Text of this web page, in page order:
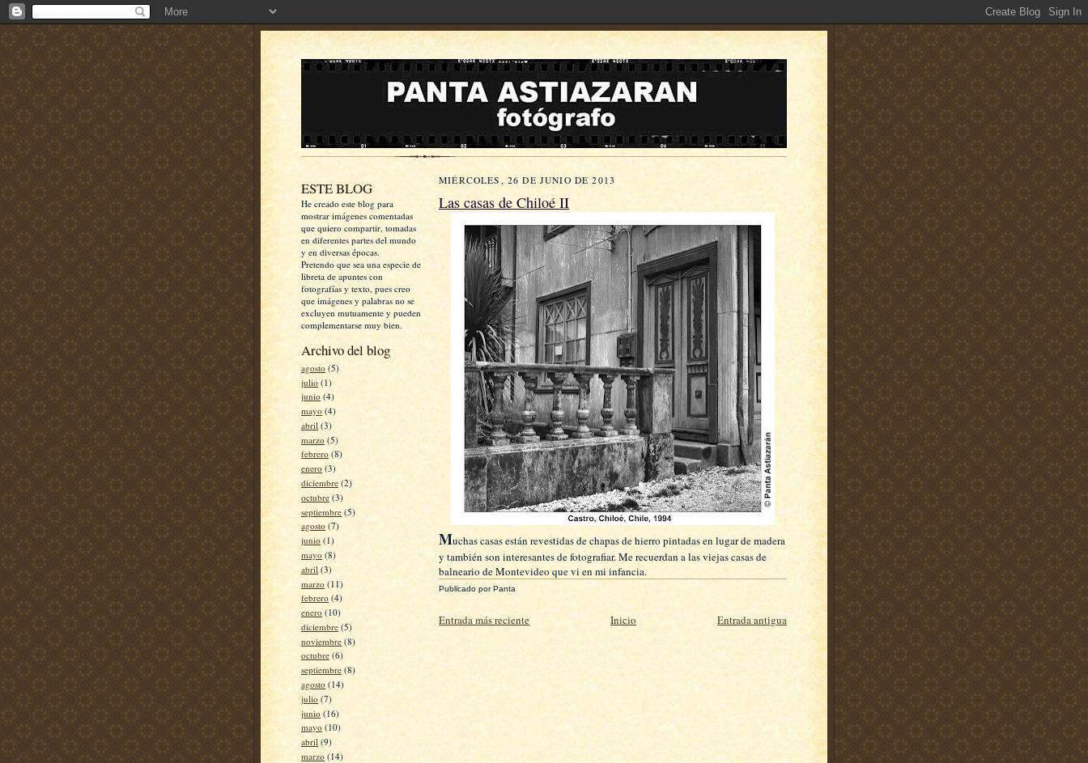
ESTE BLOG
He creado este blog para
mostrar imágenes comentadas
que quiero compartir, tomadas
en diferentes partes del mundo
y en diversas épocas.
Pretendo que sea una especie de
libreta de apuntes con
fotografías y texto, pues creo
que imágenes y palabras no se
excluyen mutuamente y pueden
complementarse muy bien.
Archivo del blog
agosto (5)
julio (1)
junio (4)
mayo (4)
abril (3)
marzo (5)
febrero (8)
enero (3)
diciembre (2)
octubre (3)
septiembre (5)
agosto (7)
junio (1)
mayo (8)
abril (3)
marzo (11)
febrero (4)
enero (10)
diciembre (5)
noviembre (8)
octubre (6)
septiembre (8)
agosto (14)
julio (7)
junio (16)
mayo (10)
abril (9)
marzo (14)
MIÉRCOLES, 26 DE JUNIO DE 2013
Las casas de Chiloé II
Muchas casas están revestidas de chapas de hierro pintadas en lugar de madera
y también son interesantes de fotografiar. Me recuerdan a las viejas casas de
balneario de Montevideo que vi en mi infancia.
Publicado porPanta
Entrada más reciente Entrada antigua
Inicio